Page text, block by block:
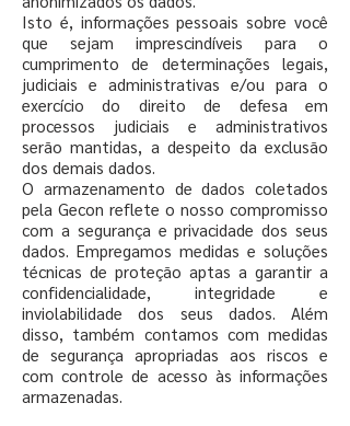
Isto é, informações pessoais sobre você
que sejam imprescindíveis para o
cumprimento de determinações legais,
judiciais e administrativas e/ou para o
exercício do direito de defesa em
processos judiciais e administrativos
serão mantidas, a despeito da exclusão
dos demais dados.
O armazenamento de dados coletados
pela Gecon reflete o nosso compromisso
com a segurança e privacidade dos seus
dados. Empregamos medidas e soluções
técnicas de proteção aptas a garantir a
confidencialidade, integridade e
inviolabilidade dos seus dados. Além
disso, também contamos com medidas
de segurança apropriadas aos riscos e
com controle de acesso às informações
armazenadas.